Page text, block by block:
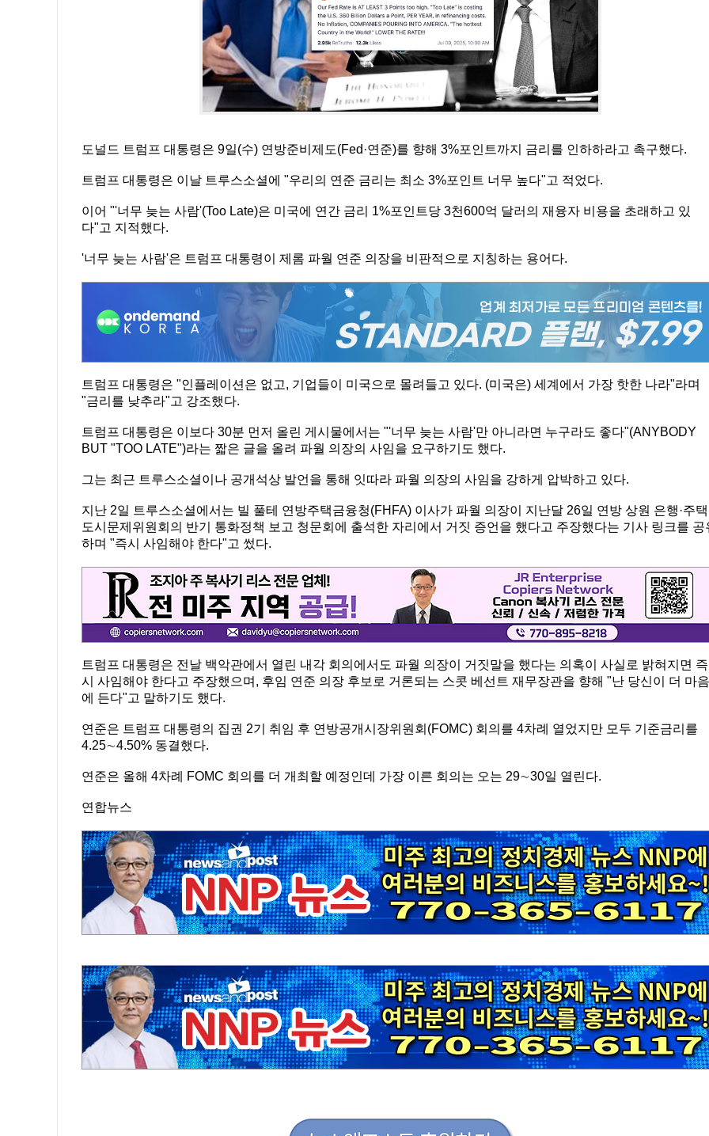
도널드 트럼프 대통령은 9일(수) 연방준비제도(Fed·연준)를 향해 3%포인트까지 금리를 인하하라고 촉구했다.
트럼프 대통령은 이날 트루스소셜에 "우리의 연준 금리는 최소 3%포인트 너무 높다"고 적었다.
이어 "'너무 늦는 사람'(Too Late)은 미국에 연간 금리 1%포인트당 3천600억 달러의 재융자 비용을 초래하고 있
다"고 지적했다.
'너무 늦는 사람'은 트럼프 대통령이 제롬 파월 연준 의장을 비판적으로 지칭하는 용어다.
트럼프 대통령은 "인플레이션은 없고, 기업들이 미국으로 몰려들고 있다. (미국은) 세계에서 가장 핫한 나라"라며
"금리를 낮추라"고 강조했다.
트럼프 대통령은 이보다 30분 먼저 올린 게시물에서는 "'너무 늦는 사람'만 아니라면 누구라도 좋다"(ANYBODY
BUT "TOO LATE")라는 짧은 글을 올려 파월 의장의 사임을 요구하기도 했다.
그는 최근 트루스소셜이나 공개석상 발언을 통해 잇따라 파월 의장의 사임을 강하게 압박하고 있다.
지난 2일 트루스소셜에서는 빌 풀테 연방주택금융청(FHFA) 이사가 파월 의장이 지난달 26일 연방 상원 은행·주택
도시문제위원회의 반기 통화정책 보고 청문회에 출석한 자리에서 거짓 증언을 했다고 주장했다는 기사 링크를 공
하며 "즉시 사임해야 한다"고 썼다.
트럼프 대통령은 전날 백악관에서 열린 내각 회의에서도 파월 의장이 거짓말을 했다는 의혹이 사실로 밝혀지면 즉
시 사임해야 한다고 주장했으며, 후임 연준 의장 후보로 거론되는 스콧 베선트 재무장관을 향해 "난 당신이 더 마음
에 든다"고 말하기도 했다.
연준은 트럼프 대통령의 집권 2기 취임 후 연방공개시장위원회(FOMC) 회의를 4차례 열었지만 모두 기준금리를
4.25∼4.50% 동결했다.
연준은 올해 4차례 FOMC 회의를 더 개최할 예정인데 가장 이른 회의는 오는 29∼30일 열린다.
연합뉴스